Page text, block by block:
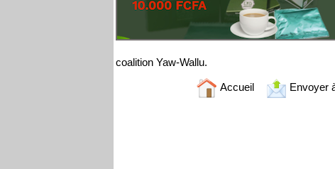
coalition Yaw-Wallu.
Accueil Envoyer